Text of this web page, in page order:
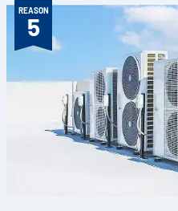
REASON
5